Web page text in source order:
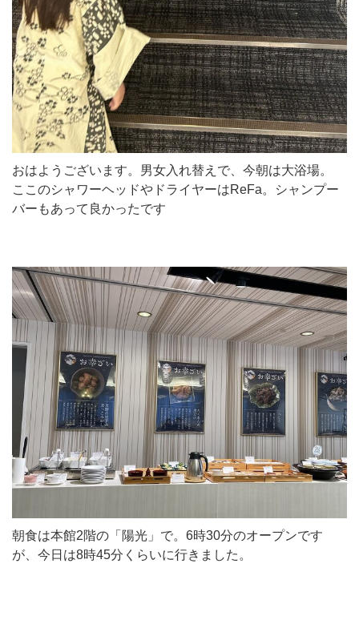
おはようございます。男女入れ替えで、今朝は大浴場。
ここのシャワーヘッドやドライヤーはReFa。シャンプー
バーもあって良かったです
朝食は本館2階の「陽光」で。6時30分のオープンです
が、今日は8時45分くらいに行きました。